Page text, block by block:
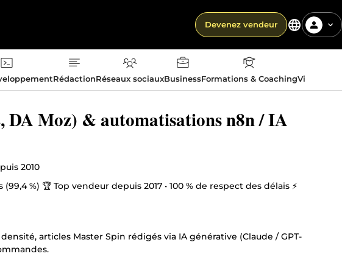
Devenez vendeur
RédactionRéseaux sociauxBusinessFormations & CoachingVie
Moz) & automatisations n8n / IA
2010
%) 🏆 Top vendeur depuis 2017 • 100 % de respect des délais ⚡
articles Master Spin rédigés via IA générative (Claude / GPT-